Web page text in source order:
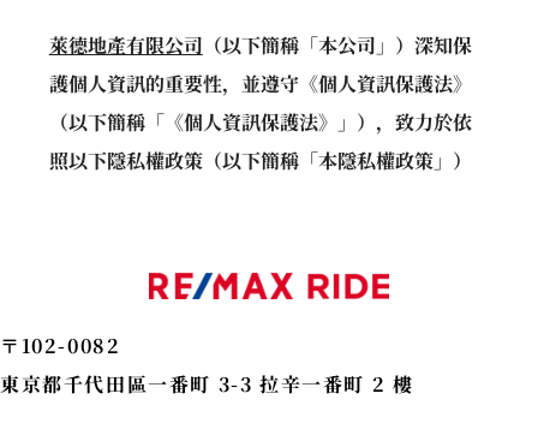
萊德地產有限公司 （以下簡稱「本公司」）深知保
護個人資訊的重要性，並遵守《個人資訊保護法》
（以下簡稱「《個人資訊保護法》」），致力於依
照以下隱私權政策（以下簡稱「本隱私權政策」）
人資訊保護法》的規定。
在本隱私權政策中，「個人資訊」是指《個人資訊保
護法》第2條第1款所定義的個人資訊。
〒102-0082
東京都千代田區一番町 3-3 拉辛一番町 2 樓